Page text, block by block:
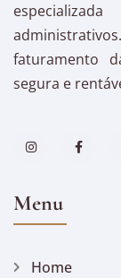
faturamento
segura e
Menu
Home